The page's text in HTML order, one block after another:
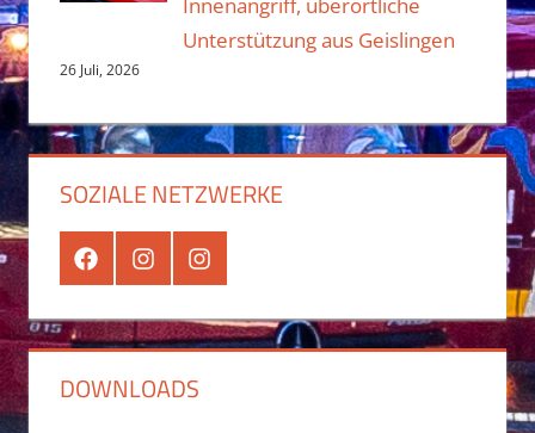
Innenangriff, überörtliche
Unterstützung aus Geislingen
26 Juli, 2026
SOZIALE NETZWERKE
FacebookInstagramInstagram
Jugend
DOWNLOADS